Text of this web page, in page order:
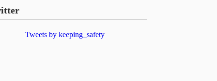
Tweets by keeping_safety